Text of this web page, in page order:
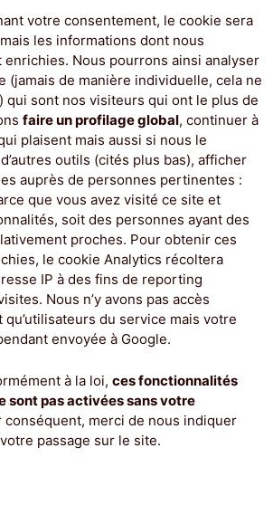
votre consentement, le cookie sera
les informations dont nous
Nous pourrons ainsi analyser
(jamais de manière individuelle, cela ne
qui sont nos visiteurs qui ont le plus de
faire un profilage global, continuer à
plaisent mais aussi si nous le
outils (cités plus bas), afficher
auprès de personnes pertinentes :
que vous avez visité ce site et
soit des personnes ayant des
proches. Pour obtenir ces
le cookie Analytics récoltera
IP à des fins de reporting
Nous n’y avons pas accès
du service mais votre
envoyée à Google.
à la loi, ces fonctionnalités
sont pas activées sans votre
conséquent, merci de nous indiquer
passage sur le site.